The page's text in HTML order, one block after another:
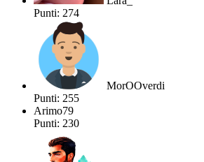
Punti: 274
MorOOverdi
Punti: 255
Arimo79
Punti: 230